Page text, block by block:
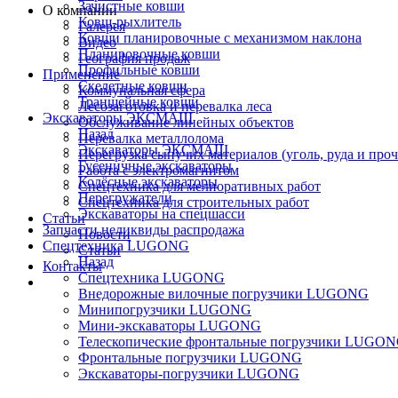
О компании
Галерея
Видео
География продаж
Применение
Коммунальная сфера
Лесозаготовка и перевалка леса
Обслуживание линейных объектов
Перевалка металлолома
Перегрузка сыпучих материалов (уголь, руда и
Работа с электромагнитом
Спецтехника для мелиоративных работ
Спецтехника для строительных работ
Статьи
Новости
Статьи
Контакты
Зачистные ковши
Ковш-рыхлитель
Ковши планировочные с механизмом наклона
Планировочные ковши
Профильные ковши
Скелетные ковши
Траншейные ковши
Экскаваторы ЭКСМАШ
Назад
Экскаваторы ЭКСМАШ
Гусеничные экскаваторы
Колёсные экскаваторы
Перегружатели
Экскаваторы на спецшасси
Запчасти неликвиды распродажа
Спецтехника LUGONG
Назад
Спецтехника LUGONG
Внедорожные вилочные погрузчики LUGONG
Минипогрузчики LUGONG
Мини-экскаваторы LUGONG
Телескопические фронтальные погрузчики
Фронтальные погрузчики LUGONG
Экскаваторы-погрузчики LUGONG